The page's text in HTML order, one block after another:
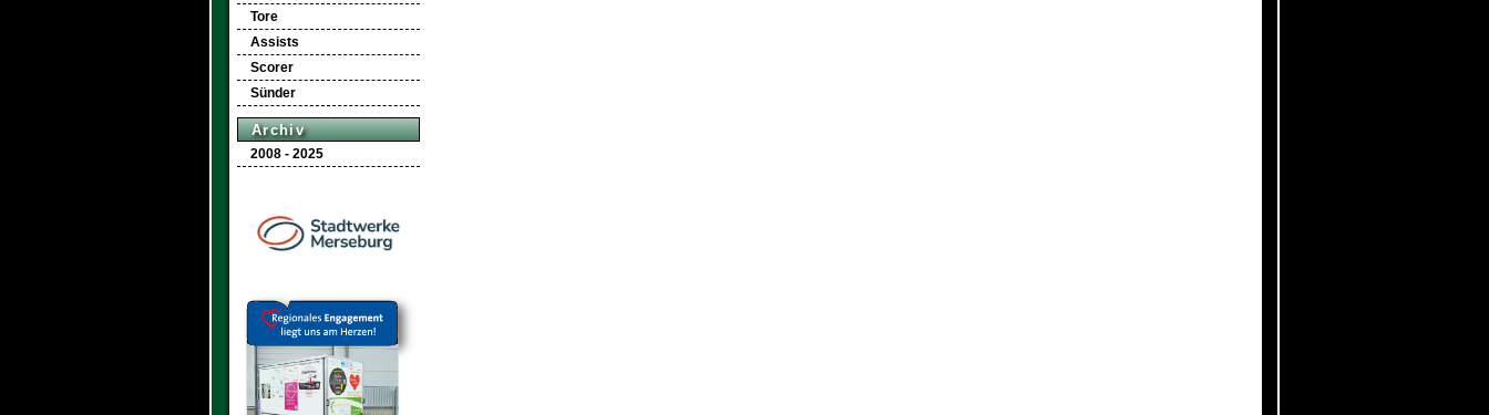
Tore
Assists
Scorer
Sünder
Archiv
2008 - 2025